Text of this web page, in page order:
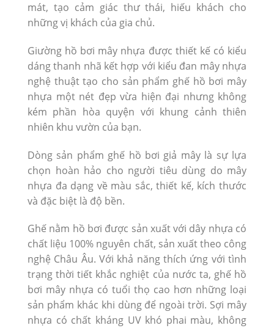
mát, tạo cảm giác thư thái, hiếu khách cho
những vị khách của gia chủ.
Giường hồ bơi mây nhựa được thiết kế có kiểu
dáng thanh nhã kết hợp với kiểu đan mây nhựa
nghệ thuật tạo cho sản phẩm ghế hồ bơi mây
nhựa một nét đẹp vừa hiện đại nhưng không
kém phần hòa quyện với khung cảnh thiên
nhiên khu vườn của bạn.
Dòng sản phẩm ghế hồ bơi giả mây là sự lựa
chọn hoàn hảo cho người tiêu dùng do mây
nhựa đa dạng về màu sắc, thiết kế, kích thước
và đặc biệt là độ bền.
Ghế nằm hồ bơi được sản xuất với dây nhựa có
chất liệu 100% nguyên chất, sản xuất theo công
nghệ Châu Âu. Với khả năng thích ứng với tình
trạng thời tiết khắc nghiệt của nước ta, ghế hồ
bơi mây nhựa có tuổi thọ cao hơn những loại
sản phẩm khác khi dùng để ngoài trời. Sợi mây
nhựa có chất kháng UV khó phai màu, không